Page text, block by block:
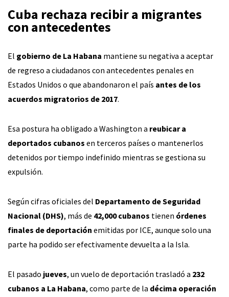
Cuba rechaza recibir a migrantes
con antecedentes
El gobierno de La Habana mantiene su negativa a aceptar
de regreso a ciudadanos con antecedentes penales en
Estados Unidos o que abandonaron el país antes de los
acuerdos migratorios de 2017.
Esa postura ha obligado a Washington a reubicar a
deportados cubanos en terceros países o mantenerlos
detenidos por tiempo indefinido mientras se gestiona su
expulsión.
Según cifras oficiales del Departamento de Seguridad
Nacional (DHS), más de 42,000 cubanos tienen órdenes
finales de deportación emitidas por ICE, aunque solo una
parte ha podido ser efectivamente devuelta a la Isla.
El pasado jueves, un vuelo de deportación trasladó a 232
cubanos a La Habana, como parte de la décima operación